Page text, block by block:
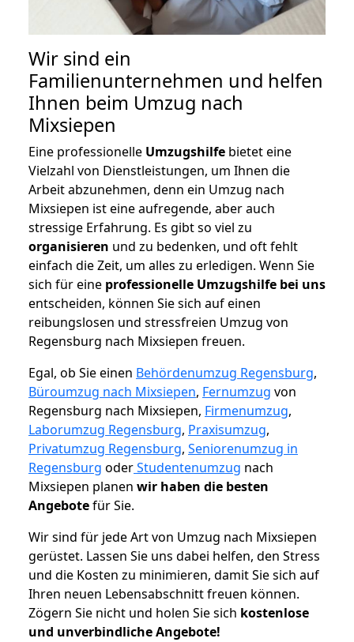
Wir sind ein
Familienunternehmen und helfen
Ihnen beim Umzug nach
Mixsiepen
Eine professionelle Umzugshilfe bietet eine
Vielzahl von Dienstleistungen, um Ihnen die
Arbeit abzunehmen, denn ein Umzug nach
Mixsiepen ist eine aufregende, aber auch
stressige Erfahrung. Es gibt so viel zu
organisieren und zu bedenken, und oft fehlt
einfach die Zeit, um alles zu erledigen. Wenn Sie
sich für eine professionelle Umzugshilfe bei uns
entscheiden, können Sie sich auf einen
reibungslosen und stressfreien Umzug von
Regensburg nach Mixsiepen freuen.
Egal, ob Sie einen Behördenumzug Regensburg,
Büroumzug nach Mixsiepen, Fernumzug von
Regensburg nach Mixsiepen, Firmenumzug,
Laborumzug Regensburg, Praxisumzug,
Privatumzug Regensburg, Seniorenumzug in
Regensburg oderStudentenumzug nach
Mixsiepen planen wir haben die besten
Angebotefür Sie.
Wir sind für jede Art von Umzug nach Mixsiepen
gerüstet. Lassen Sie uns dabei helfen, den Stress
und die Kosten zu minimieren, damit Sie sich auf
Ihren neuen Lebensabschnitt freuen können.
Zögern Sie nicht und holen Sie sich kostenlose
und unverbindliche Angebote!